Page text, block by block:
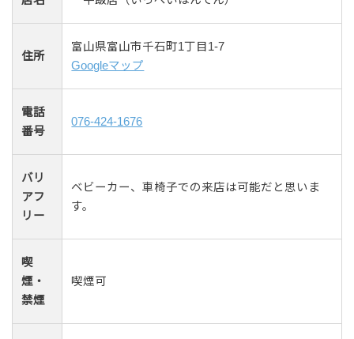
住所
富山県富山市千石町1丁目1-7
Googleマップ
電話
番号
076-424-1676
バリ
アフ
リー
ベビーカー、車椅子での来店は可能だと思いま
す。
喫
煙・
禁煙
喫煙可